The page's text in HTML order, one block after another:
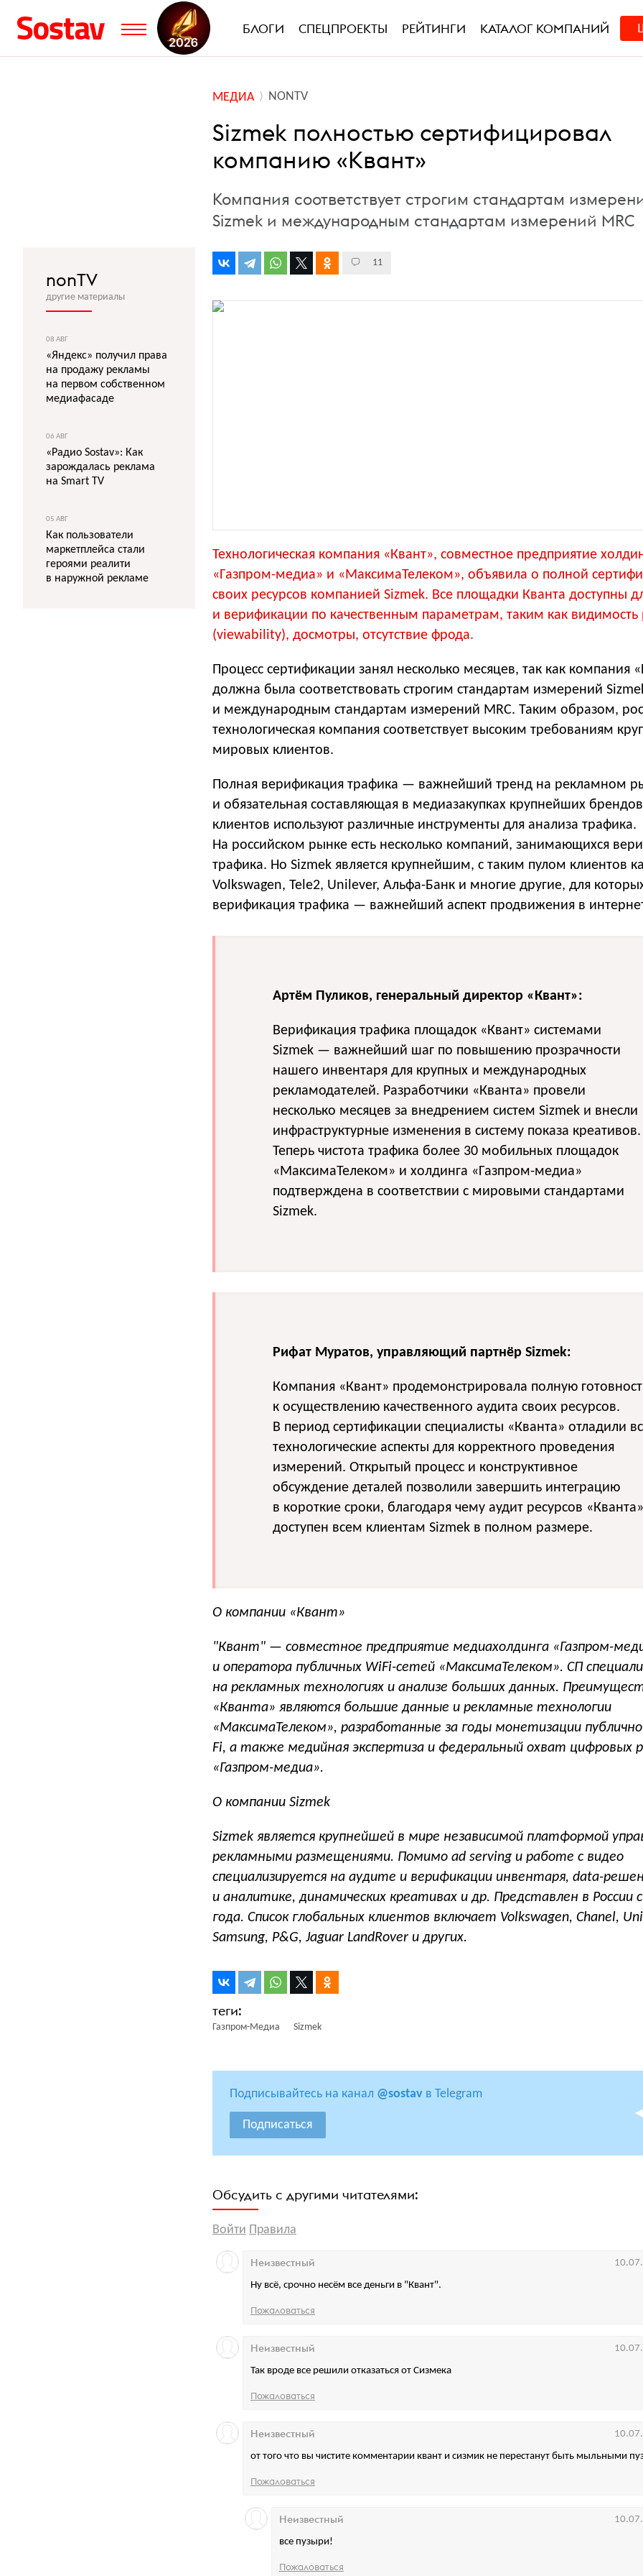
БЛОГИ СПЕЦПРОЕКТЫ РЕЙТИНГИ КАТАЛОГ КОМПАНИЙ
МЕДИА NONTV
Sizmek полностью сертифицировал
компанию «Квант»
Компания соответствует строгим стандартам
Sizmek и международным стандартам измерений MRC
11
Технологическая компания «Квант», совместное предприятие
«Газпром-медиа» и «МаксимаТелеком», объявила о полной
своих ресурсов компанией Sizmek. Все площадки Кванта доступны
и верификации по качественным параметрам, таким как
(viewability), досмотры, отсутствие фрода.
Процесс сертификации занял несколько месяцев, так как компания
должна была соответствовать строгим стандартам измерений
и международным стандартам измерений MRC. Таким образом,
технологическая компания соответствует высоким требованиям
мировых клиентов.
Полная верификация трафика — важнейший тренд на рекламном
и обязательная составляющая в медиазакупках крупнейших
клиентов используют различные инструменты для анализа трафика.
На российском рынке есть несколько компаний, занимающихся
трафика. Но Sizmek является крупнейшим, с таким пулом клиентов
Volkswagen, Tele2, Unilever, Альфа-Банк и многие другие, для
верификация трафика — важнейший аспект продвижения в
Артём Пуликов, генеральный директор «Квант»:
Верификация трафика площадок «Квант» системами
Sizmek — важнейший шаг по повышению прозрачности
нашего инвентаря для крупных и международных
рекламодателей. Разработчики «Кванта» провели
несколько месяцев за внедрением систем Sizmek и внесли
инфраструктурные изменения в систему показа креативов.
Теперь чистота трафика более 30 мобильных площадок
«МаксимаТелеком» и холдинга «Газпром-медиа»
подтверждена в соответствии с мировыми стандартами
Sizmek.
Рифат Муратов, управляющий партнёр Sizmek:
Компания «Квант» продемонстрировала полную
к осуществлению качественного аудита своих ресурсов.
В период сертификации специалисты «Кванта» отладили
технологические аспекты для корректного проведения
измерений. Открытый процесс и конструктивное
обсуждение деталей позволили завершить интеграцию
в короткие сроки, благодаря чему аудит ресурсов «Кванта»
доступен всем клиентам Sizmek в полном размере.
О компании «Квант»
"Квант" — совместное предприятие медиахолдинга «Газпром-
и оператора публичных WiFi-сетей «МаксимаТелеком». СП
на рекламных технологиях и анализе больших данных.
«Кванта» являются большие данные и рекламные технологии
«МаксимаТелеком», разработанные за годы монетизации
Fi, а также медийная экспертиза и федеральный охват цифровых
«Газпром-медиа».
О компании Sizmek
Sizmek является крупнейшей в мире независимой платформой
рекламными размещениями. Помимо ad serving и работе с видео
специализируется на аудите и верификации инвентаря, data-
и аналитике, динамических креативах и др. Представлен в России
года. Список глобальных клиентов включает Volkswagen, Chanel,
Samsung, P&G, Jaguar LandRover и других.
Газпром-Медиа Sizmek
Подписывайтесь на канал @sostav в Telegram
Подписаться
Обсудить с другими читателями:
Войти Правила
Ну всё, срочно несём все деньги в "Квант".
Неизвестный
Пожаловаться
Так вроде все решили отказаться от Сизмека
Неизвестный
Пожаловаться
от того что вы чистите комментарии квант и сизмик не перестанут быть мыльными
Неизвестный
Пожаловаться
все пузыри!
Неизвестный
Пожаловаться
nonTV
другие материалы
08 АВГ
«Яндекс» получил права
на продажу рекламы
на первом собственном
медиафасаде
06 АВГ
«Радио Sostav»: Как
зарождалась реклама
на Smart TV
05 АВГ
Как пользователи
маркетплейса стали
героями реалити
в наружной рекламе